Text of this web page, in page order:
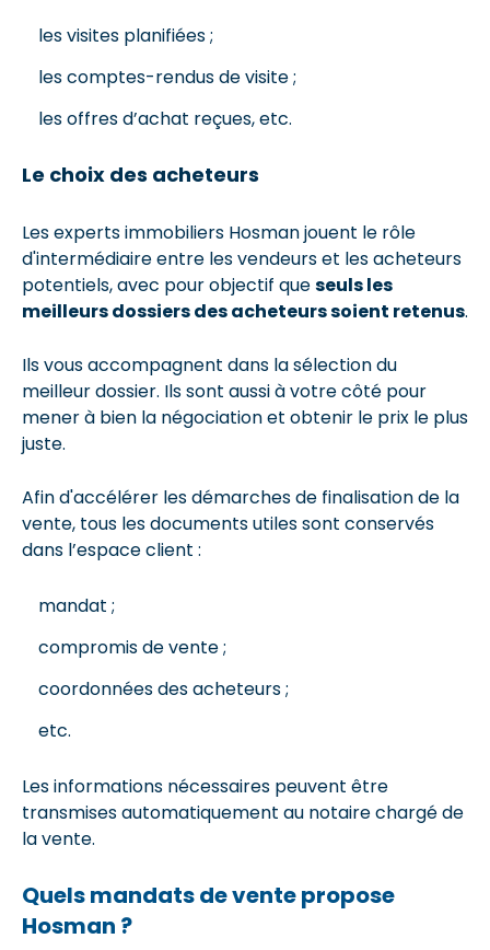
les visites planifiées ;
les comptes-rendus de visite ;
les offres d’achat reçues, etc.
Le choix des acheteurs
Les experts immobiliers Hosman jouent le rôle
d'intermédiaire entre les vendeurs et les acheteurs
potentiels, avec pour objectif queseuls les
meilleurs dossiers des acheteurs soient retenus.
Ils vous accompagnent dans la sélection du
meilleur dossier. Ils sont aussi à votre côté pour
mener à bien la négociation et obtenir le prix le plus
juste.
Afin d'accélérer les démarches de finalisation de la
vente, tous les documents utiles sont conservés
dans l’espace client :
mandat ;
compromis de vente ;
coordonnées des acheteurs ;
etc.
Les informations nécessaires peuvent être
transmises automatiquement au notaire chargé de
la vente.
Quels mandats de vente propose
Hosman ?